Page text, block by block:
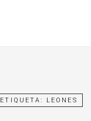
ETIQUETA: LEONES